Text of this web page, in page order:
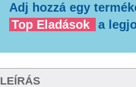
Adj hozzá egy
Top Eladások
a
LEÍRÁS